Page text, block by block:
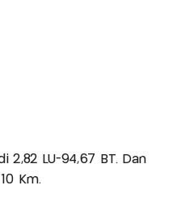
2,82 LU-94,67 BT. Dan
Km.